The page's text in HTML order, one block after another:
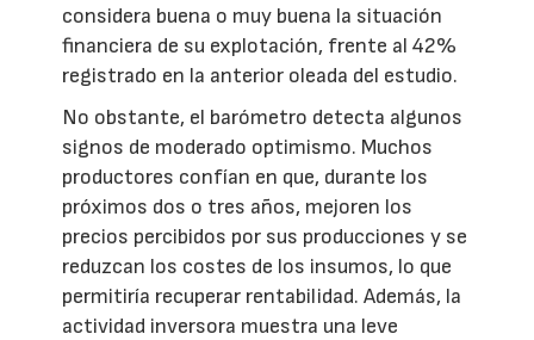
considera buena o muy buena la situación
financiera de su explotación, frente al 42%
registrado en la anterior oleada del estudio.
No obstante, el barómetro detecta algunos
signos de moderado optimismo. Muchos
productores confían en que, durante los
próximos dos o tres años, mejoren los
precios percibidos por sus producciones y se
reduzcan los costes de los insumos, lo que
permitiría recuperar rentabilidad. Además, la
actividad inversora muestra una leve